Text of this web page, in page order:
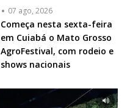
07 ago, 2026
Começa nesta sexta-feira
em Cuiabá o Mato Grosso
AgroFestival, com rodeio e
shows nacionais